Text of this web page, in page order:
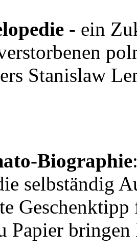
- ein
Stanislaw
Biographie
selbständig
Papier